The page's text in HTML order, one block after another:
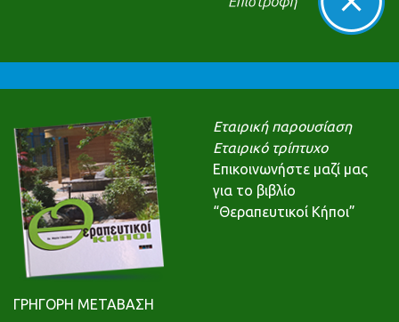
Εταιρική παρουσίαση
Εταιρικό τρίπτυχο
Επικοινωνήστε μαζί μας
για το βιβλίο
“Θεραπευτικοί Κήποι”
ΓΡΗΓΟΡΗ ΜΕΤΑΒΑΣΗ